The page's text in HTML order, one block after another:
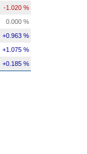
-1.020 %
0.000 %
+0.963 %
+1.075 %
+0.185 %